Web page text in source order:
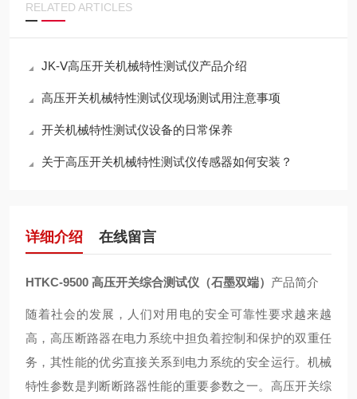
RELATED ARTICLES
JK-Ⅴ高压开关机械特性测试仪产品介绍
高压开关机械特性测试仪现场测试用注意事项
开关机械特性测试仪设备的日常保养
关于高压开关机械特性测试仪传感器如何安装？
详细介绍 在线留言
HTKC-9500 高压开关综合测试仪（石墨双端） 产品简介
随着社会的发展，人们对用电的安全可靠性要求越来越
高，高压断路器在电力系统中担负着控制和保护的双重任
务，其性能的优劣直接关系到电力系统的安全运行。机械
特性参数是判断断路器性能的重要参数之一。高压开关综